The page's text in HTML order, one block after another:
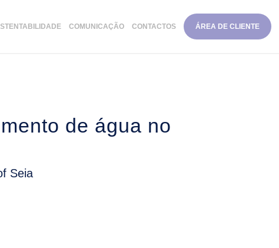
COMUNICAÇÃO CONTACTOS ÁREA DE CLIENTE
de água no
Seia